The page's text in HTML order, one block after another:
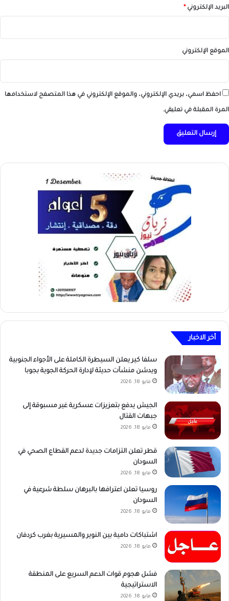
البريد الإلكتروني *
الموقع الإلكتروني
احفظ اسمي، بريدي الإلكتروني، والموقع الإلكتروني في هذا المتصفح لاستخدامها
المرة المقبلة في تعليقي.
أخر الاخبار
سلفا كير يعلن السيطرة الكاملة على الأجواء الجنوبية
ويدشن منشآت حديثة لإدارة الحركة الجوية بجوبا
مايو 18, 2026
الجيش يدفع بتعزيزات عسكرية غير مسبوقة إلى
جبهات القتال
مايو 18, 2026
قطر تعلن التزامات جديدة لدعم القطاع الصحي في
السودان
مايو 18, 2026
روسيا تعلن اعترافها بالبرهان سلطة شرعية في
السودان
مايو 18, 2026
اشتباكات دامية بين النوير والمسيرية بغرب كردفان
مايو 18, 2026
فشل هجوم قوات الدعم السريع على المنطقة
الاستراتيجية
مايو 18, 2026